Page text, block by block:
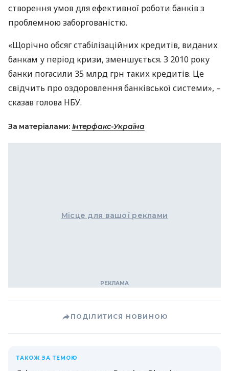
створення умов для ефективної роботи банків з
проблемною заборгованістю.
«Щорічно обсяг стабілізаційних кредитів, виданих
банкам у період кризи, зменшується. З 2010 року
банки погасили 35 млрд грн таких кредитів. Це
свідчить про оздоровлення банківської системи», –
сказав голова НБУ.
За матеріалами: Інтерфакс-Україна
Місце для вашої реклами
ПОДІЛИТИСЯ НОВИНОЮ
ТАКОЖ ЗА ТЕМОЮ